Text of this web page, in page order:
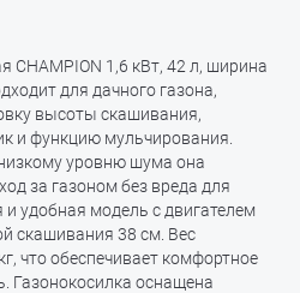
CHAMPION 1,6 кВт, 42 л, ширина
для дачного газона,
высоты скашивания,
и функцию мульчирования.
уровню шума она
за газоном без вреда для
удобная модель с двигателем
скашивания 38 см. Вес
что обеспечивает комфортное
Газонокосилка оснащена